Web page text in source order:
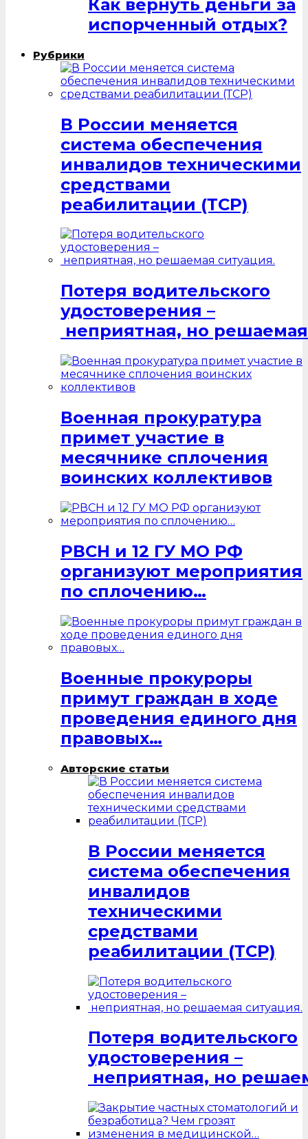
Как вернуть деньги за
испорченный отдых?
Рубрики
В России меняется
система обеспечения
инвалидов техническими
средствами
реабилитации (ТСР)
Потеря водительского
удостоверения –
неприятная, но
Военная прокуратура
примет участие в
месячнике сплочения
воинских коллективов
РВСН и 12 ГУ МО РФ
организуют мероприятия
по сплочению…
Военные прокуроры
примут граждан в ходе
проведения единого дня
правовых…
Авторские статьи
В России меняется
система обеспечения
инвалидов
техническими
средствами
реабилитации (ТСР)
Потеря водительского
удостоверения –
неприятная, но